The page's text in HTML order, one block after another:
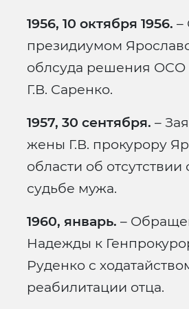
1956, 10 октября 1956. –
президиумом
облсуда решения ОСО
Г.В. Саренко.
1957, 30 сентября. –
жены Г.В. прокурору
области об
судьбе мужа.
1960, январь. –
Надежды к
Руденко с
реабилитации отца.